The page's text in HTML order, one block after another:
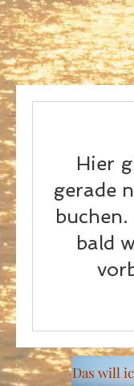
Hier
gerade
buchen.
bald
Das will